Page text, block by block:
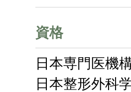
資格
日本専門医機
日本整形外科